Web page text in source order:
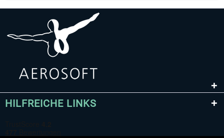
HILFREICHE LINKS